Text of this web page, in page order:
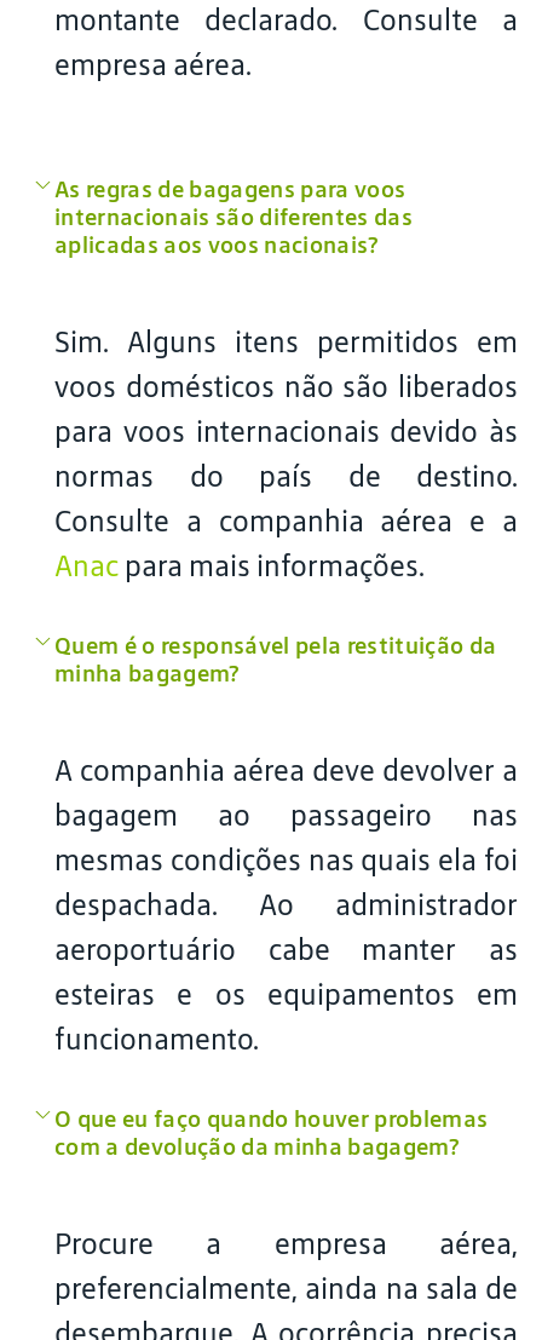
montante declarado. Consulte a
empresa aérea.
As regras de bagagens para voos
internacionais são diferentes das
aplicadas aos voos nacionais?
Sim. Alguns itens permitidos em
voos domésticos não são liberados
para voos internacionais devido às
normas do país de destino.
Consulte a companhia aérea e a
Anac para mais informações.
Quem é o responsável pela restituição da
minha bagagem?
A companhia aérea deve devolver a
bagagem ao passageiro nas
mesmas condições nas quais ela foi
despachada. Ao administrador
aeroportuário cabe manter as
esteiras e os equipamentos em
funcionamento.
O que eu faço quando houver problemas
com a devolução da minha bagagem?
Procure a empresa aérea,
preferencialmente, ainda na sala de